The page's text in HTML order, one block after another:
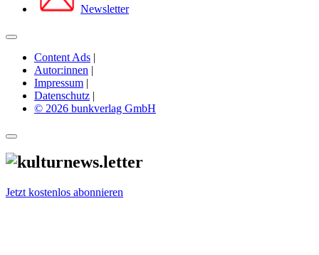
Newsletter
Content Ads |
Autor:innen |
Impressum |
Datenschutz |
© 2026 bunkverlag GmbH
Jetzt kostenlos abonnieren